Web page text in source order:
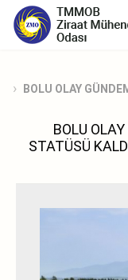
BOLU OLAY
BOLU
STATÜSÜ